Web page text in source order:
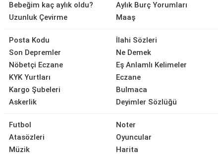
Bebeğim kaç aylık oldu?
Uzunluk Çevirme
Aylık Burç Yorumları
Maaş
Posta Kodu
Son Depremler
Nöbetçi Eczane
KYK Yurtları
Kargo Şubeleri
Askerlik
İlahi Sözleri
Ne Demek
Eş Anlamlı Kelimeler
Eczane
Bulmaca
Deyimler Sözlüğü
Futbol
Atasözleri
Müzik
Noter
Oyuncular
Harita